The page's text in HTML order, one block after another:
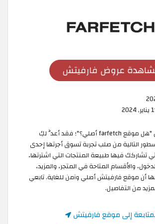
عروض فارفيتش
إذا كنت تتساءلين "هل موقع farfetch أصلي؟"؛ فقد أعدَّ لكِ
التالية من صلب تجربة تسوق أجرتها إحدى
تشاركك فيها طبيعة المنتجات التي اشترتها،
والأقسام المتاحة في المتجر، والمزيد،
أن موقع فارفيتش أصلي وآمن للغاية. تابعي
من التفاصيل.
إلى موقع فارفيتش